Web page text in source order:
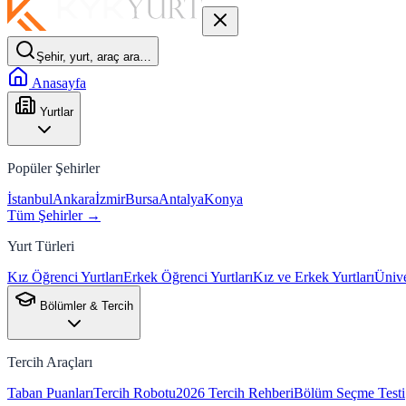
Şehir, yurt, araç ara…
Anasayfa
Yurtlar
Popüler Şehirler
İstanbulAnkaraİzmirBursaAntalyaKonya
Tüm Şehirler →
Yurt Türleri
Kız Öğrenci YurtlarıErkek Öğrenci YurtlarıKız ve Erkek Yurtları
Bölümler & Tercih
Tercih Araçları
Taban PuanlarıTercih Robotu2026 Tercih RehberiBölüm Seçme Testi